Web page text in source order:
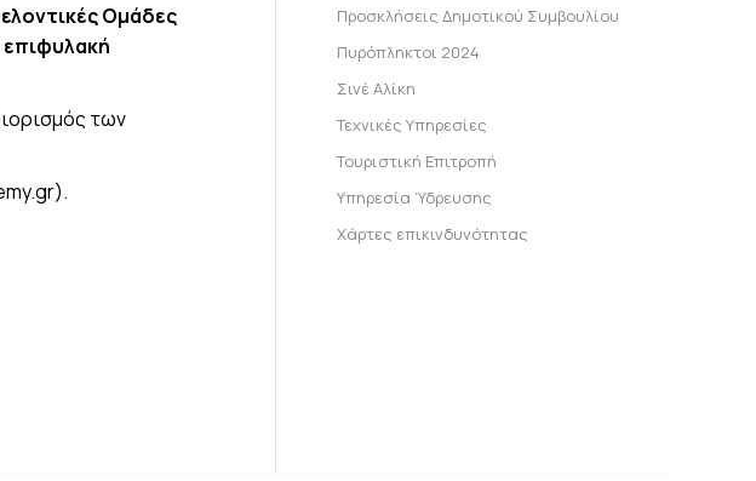
Ομάδες
επιφυλακή
των
Προσκλήσεις Δημοτικού Συμβουλίου
Πυρόπληκτοι 2024
Σινέ Αλίκη
Τεχνικές Υπηρεσίες
Τουριστική Επιτροπή
Υπηρεσία Ύδρευσης
Χάρτες επικινδυνότητας